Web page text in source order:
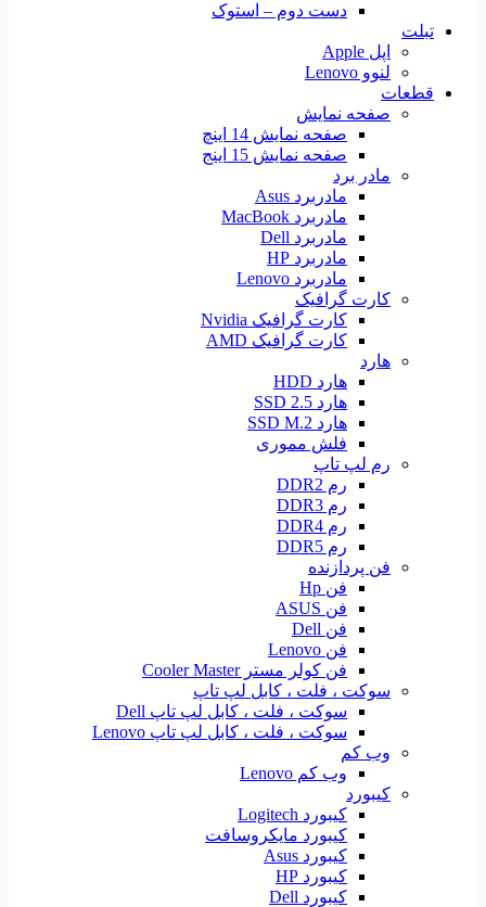
دست دوم – استوک
تبلت
اپل Apple
لنوو Lenovo
قطعات
صفحه نمایش
صفحه نمایش 14 اینچ
صفحه نمایش 15 اینج
مادر برد
مادربرد Asus
مادربرد MacBook
مادربرد Dell
مادربرد HP
مادربرد Lenovo
کارت گرافیک
کارت گرافیک Nvidia
کارت گرافیک AMD
هارد
هارد HDD
هارد SSD 2.5
هارد SSD M.2
فلش مموری
رم لپ تاپ
رم DDR2
رم DDR3
رم DDR4
رم DDR5
فن پردازنده
فن Hp
فن ASUS
فن Dell
فن Lenovo
فن کولر مستر Cooler Master
سوکت ، فلت ، کابل لپ تاپ
سوکت ، فلت ، کابل لپ تاپ Dell
سوکت ، فلت ، کابل لپ تاپ Lenovo
وب کم
وب کم Lenovo
کیبورد
کیبورد Logitech
کیبورد مایکروسافت
کیبورد Asus
کیبورد HP
کیبورد Dell